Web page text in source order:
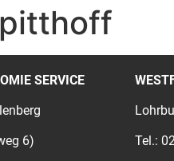
SERVICE
6) Tel.: